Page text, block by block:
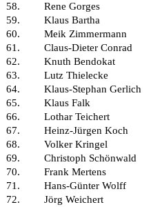
58.
Rene Gorges
59.
Klaus Bartha
60.
Meik Zimmermann
61.
Claus-Dieter Conrad
62.
Knuth Bendokat
63.
Lutz Thielecke
64.
Klaus-Stephan Gerlich
65.
Klaus Falk
66.
Lothar Teichert
67.
Heinz-Jürgen Koch
68.
Volker Kringel
69.
Christoph Schönwald
70.
Frank Mertens
71.
Hans-Günter Wolff
72.
Jörg Weichert